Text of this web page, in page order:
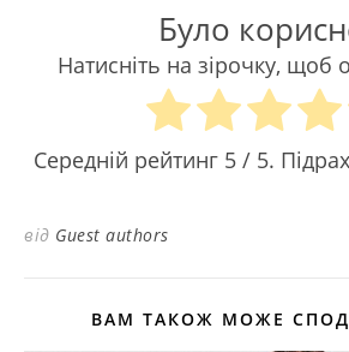
Було
Натисніть на зірочку, щоб
Середній рейтинг 5/ 5.
від Guest authors
ВАМ ТАКОЖ МОЖЕ